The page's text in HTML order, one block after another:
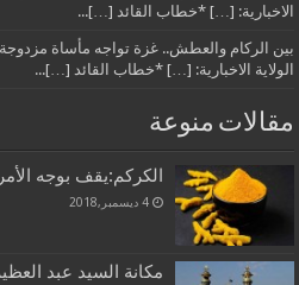
الاخبارية: […] *خطاب القائد […]...
بين الركام والعطش.. غزة تواجه مأساة مزدوجة
الولاية الاخبارية: […] *خطاب القائد […]...
مقالات منوعة
الكركم:يقف بوجه
4 ديسمبر,2018
مكانة السيد عبد